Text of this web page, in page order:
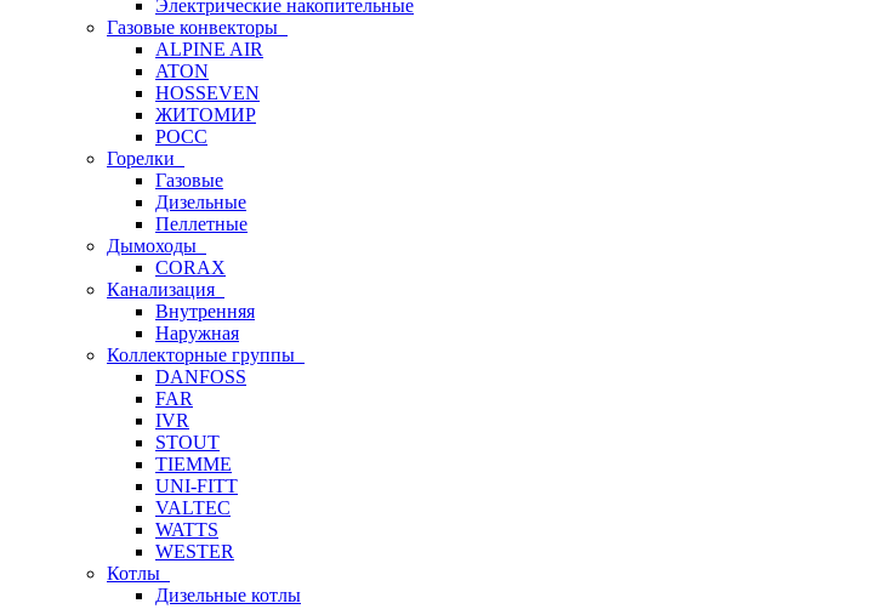
Электрические накопительные
Газовые конвекторы
ALPINE AIR
ATON
HOSSEVEN
ЖИТОМИР
РОСС
Горелки
Газовые
Дизельные
Пеллетные
Дымоходы
CORAX
Канализация
Внутренняя
Наружная
Коллекторные группы
DANFOSS
FAR
IVR
STOUT
TIEMME
UNI-FITT
VALTEC
WATTS
WESTER
Котлы
Дизельные котлы